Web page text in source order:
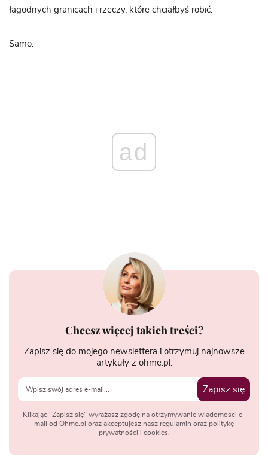
łagodnych granicach i rzeczy, które chciałbyś robić.
Samo:
ad
Chcesz więcej takich treści?
Zapisz się do mojego newslettera i otrzymuj najnowsze
artykuły z ohme.pl.
Zapisz się
Klikając "Zapisz się" wyrażasz zgodę na otrzymywanie wiadomości e-
mail od Ohme.pl oraz akceptujesz nasz regulamin oraz politykę
prywatności i cookies.